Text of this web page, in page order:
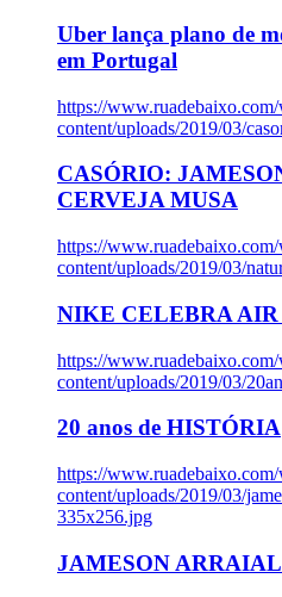
Uber lança plano de
em Portugal
https://
content/uploads/2019/03/
CASÓRIO:
CERVEJA MUSA
https://
content/uploads/2019/03/
NIKE CELEBRA AIR
https://
content/uploads/2019/03/
20 anos de HISTÓRIA
https://
content/uploads/2019/03/
335x256.jpg
JAMESON